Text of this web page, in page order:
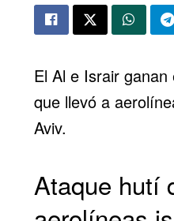
El Al e Israir
que llevó a
Aviv.
Ataque hutí